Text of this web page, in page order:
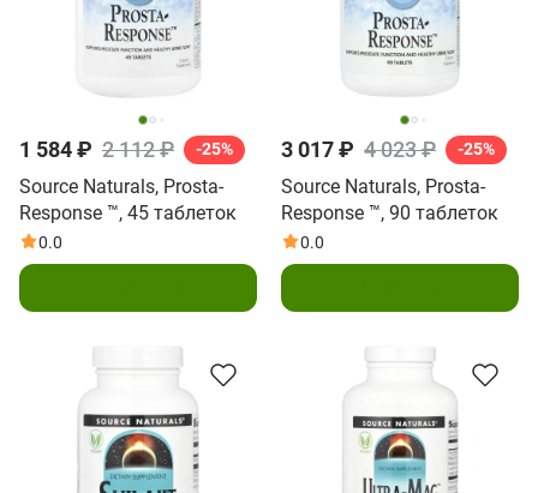
1 584 ₽ 2 112 ₽ -25%
Source Naturals, Prosta-
Response ™, 45 таблеток
0.0
3 017 ₽ 4 023 ₽ -25%
Source Naturals, Prosta-
Response ™, 90 таблеток
0.0